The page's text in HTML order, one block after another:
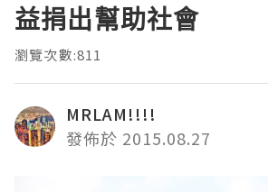
益捐出幫助社會
瀏覽次數:811
MRLAM!!!!
發佈於 2015.08.27